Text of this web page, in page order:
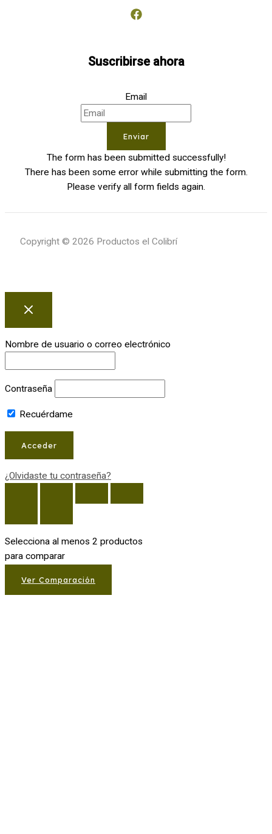
Suscribirse ahora
Email
Enviar
The form has been submitted successfully!
There has been some error while submitting the form.
Please verify all form fields again.
Copyright © 2026 Productos el Colibrí
Nombre de usuario o correo electrónico
Contraseña
Recuérdame
¿Olvidaste tu contraseña?
Selecciona al menos 2 productos
para comparar
Ver Comparación